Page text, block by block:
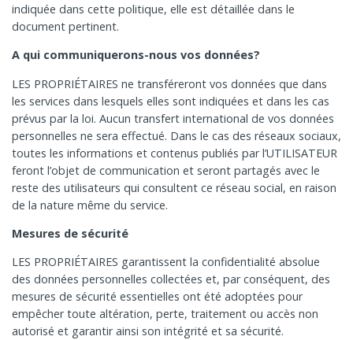
indiquée dans cette politique, elle est détaillée dans le
document pertinent.
A qui communiquerons-nous vos données?
LES PROPRIÉTAIRES ne transféreront vos données que dans
les services dans lesquels elles sont indiquées et dans les cas
prévus par la loi. Aucun transfert international de vos données
personnelles ne sera effectué. Dans le cas des réseaux sociaux,
toutes les informations et contenus publiés par l’UTILISATEUR
feront l’objet de communication et seront partagés avec le
reste des utilisateurs qui consultent ce réseau social, en raison
de la nature même du service.
Mesures de sécurité
LES PROPRIÉTAIRES garantissent la confidentialité absolue
des données personnelles collectées et, par conséquent, des
mesures de sécurité essentielles ont été adoptées pour
empêcher toute altération, perte, traitement ou accès non
autorisé et garantir ainsi son intégrité et sa sécurité.